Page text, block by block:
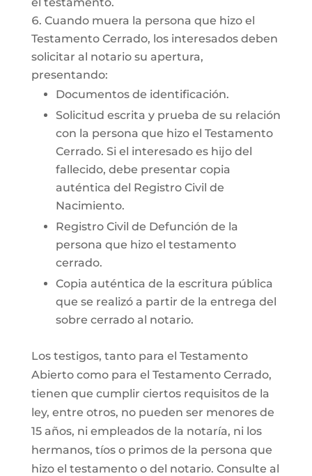
Cuando muera la persona que hizo el
Testamento Cerrado, los interesados deben
solicitar al notario su apertura,
presentando:
Documentos de identificación.
Solicitud escrita y prueba de su relación
con la persona que hizo el Testamento
Cerrado. Si el interesado es hijo del
fallecido, debe presentar copia
auténtica del Registro Civil de
Nacimiento.
Registro Civil de Defunción de la
persona que hizo el testamento
cerrado.
Copia auténtica de la escritura pública
que se realizó a partir de la entrega del
sobre cerrado al notario.
Los testigos, tanto para el Testamento
Abierto como para el Testamento Cerrado,
tienen que cumplir ciertos requisitos de la
ley, entre otros, no pueden ser menores de
15 años, ni empleados de la notaría, ni los
hermanos, tíos o primos de la persona que
hizo el testamento o del notario. Consulte al